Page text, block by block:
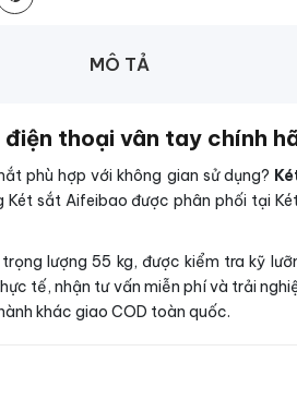
MÔ TẢ
thoại vân tay chính
phù hợp với không gian sử dụng?
sắt Aifeibao được phân phối tại
lượng 55 kg, được kiểm tra kỹ
tế, nhận tư vấn miễn phí và trải
khác giao COD toàn quốc.